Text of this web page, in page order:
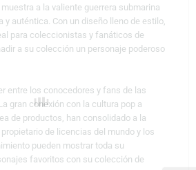
muestra a la valiente guerrera submarina
y auténtica. Con un diseño lleno de estilo,
para coleccionistas y fanáticos de
a su colección un personaje poderoso
entre los conocedores y fans de las
gran conexión con la cultura pop a
de productos, han consolidado a la
de licencias del mundo y los
pueden mostrar toda su
favoritos con su colección de